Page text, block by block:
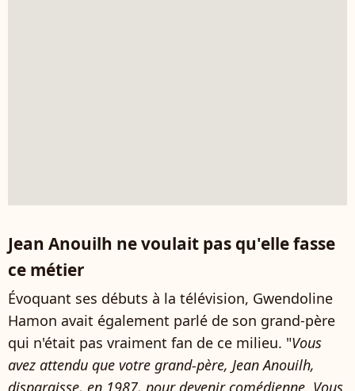
Jean Anouilh ne voulait pas qu'elle fasse
ce métier
Évoquant ses débuts à la télévision, Gwendoline
Hamon avait également parlé de son grand-père
qui n'était pas vraiment fan de ce milieu. "Vous
avez attendu que votre grand-père, Jean Anouilh,
disparaisse, en 1987, pour devenir comédienne. Vous